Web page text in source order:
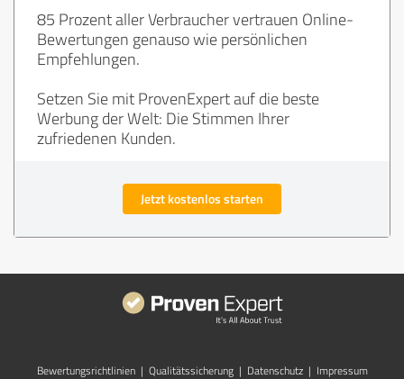
85 Prozent aller Verbraucher vertrauen Online-
Bewertungen genauso wie persönlichen
Empfehlungen.
Setzen Sie mit ProvenExpert auf die beste
Werbung der Welt: Die Stimmen Ihrer
zufriedenen Kunden.
Jetzt kostenlos starten
Bewertungs­richtlinien | Qualitätssicherung | Datenschutz | Impressum